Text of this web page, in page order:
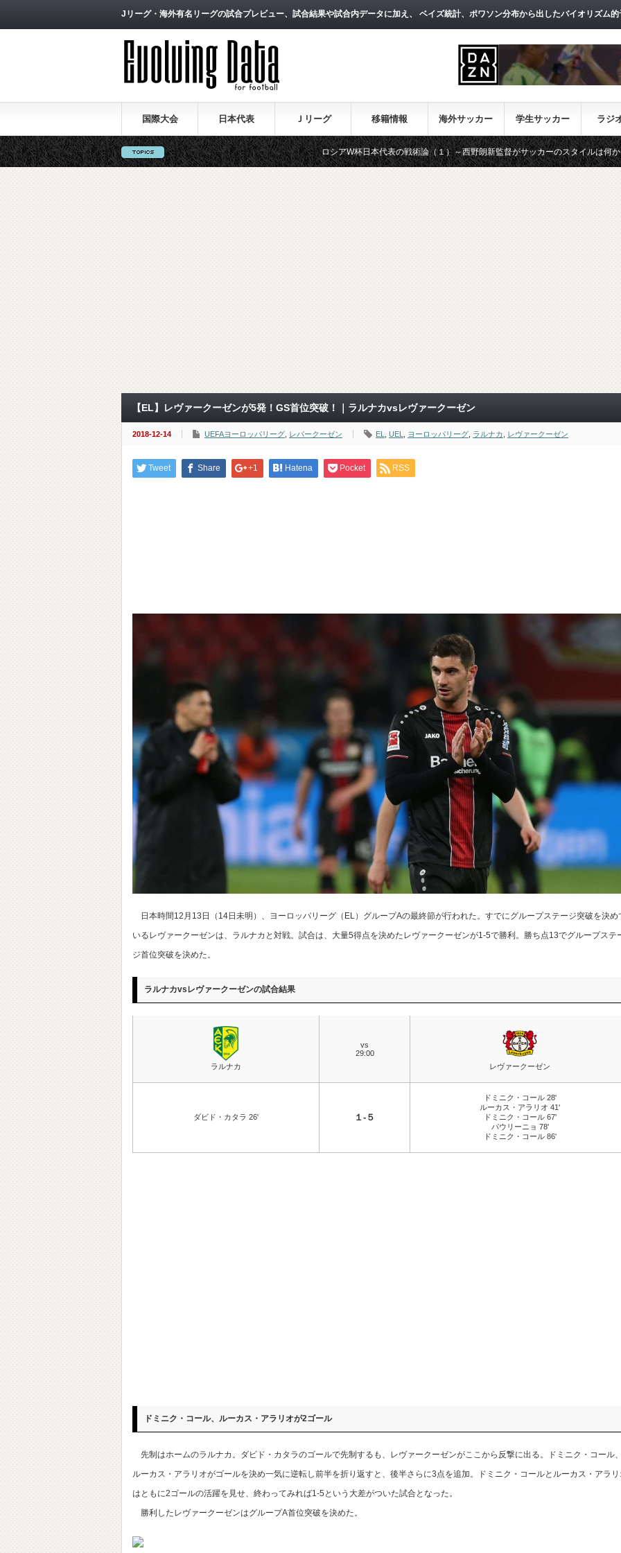
Jリーグ・海外有名リーグの試合プレビュー、試合結果や試合内データに加え、 ベイズ統計、ポワソン分布から出したバイオリズム
国際大会 日本代表 Ｊリーグ 移籍情報 海外サッカー 学生サッカー ラジ
ロシアW杯日本代表の戦術論（１）～西野朗新監督がサッカーのスタイルは何か～
【EL】レヴァークーゼンが5発！GS首位突破！｜ラルナカvsレヴァークーゼン
2018-12-14 UEFAヨーロッパリーグ レバークーゼン EL UEL ヨーロッパリーグ ラルナカ レヴァークーゼン
Tweet Share +1 Hatena Pocket RSS
日本時間12月13日（14日未明）、ヨーロッパリーグ（EL）グループAの最終節が行われた。すでにグループステージ突破を決め
いるレヴァークーゼンは、ラルナカと対戦。試合は、大量5得点を決めたレヴァークーゼンが1-5で勝利。勝ち点13でグループステ
ジ首位突破を決めた。
ラルナカvsレヴァークーゼンの試合結果
ラルナカ
vs
29:00
レヴァークーゼン
ダビド・カタラ 26' １-５
ドミニク・コール 28'
ルーカス・アラリオ 41'
ドミニク・コール 67'
パウリーニョ 78'
ドミニク・コール 86'
ドミニク・コール、ルーカス・アラリオが2ゴール
先制はホームのラルナカ。ダビド・カタラのゴールで先制するも、レヴァークーゼンがここから反撃に出る。ドミニク・コール
ルーカス・アラリオがゴールを決め一気に逆転し前半を折り返すと、後半さらに3点を追加。ドミニク・コールとルーカス・アラ
はともに2ゴールの活躍を見せ、終わってみれば1-5という大差がついた試合となった。
勝利したレヴァークーゼンはグループA首位突破を決めた。